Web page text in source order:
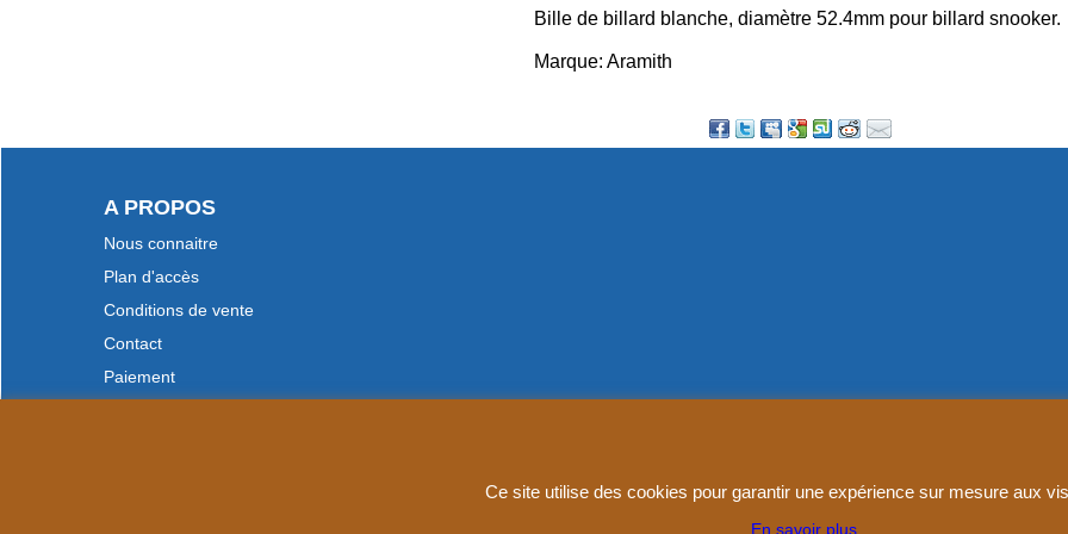
Bille de billard blanche, diamètre 52.4mm pour billard snooker.
Marque: Aramith
A PROPOS
Nous connaitre
Plan d'accès
Conditions de vente
Contact
Paiement
Ce site utilise des cookies pour garantir une expérience sur mesure aux
En savoir plus